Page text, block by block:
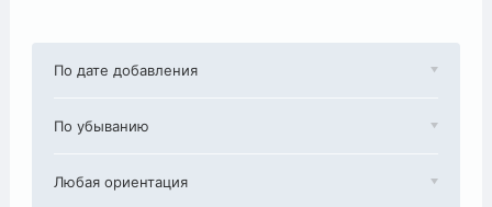
По дате добавления
По убыванию
Любая ориентация